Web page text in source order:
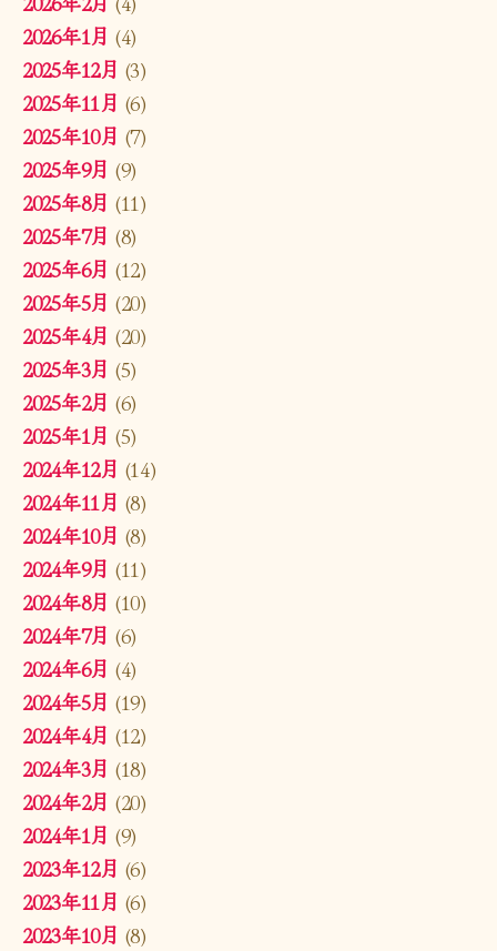
2026年1月 (4)
2025年12月 (3)
2025年11月 (6)
2025年10月 (7)
2025年9月 (9)
2025年8月 (11)
2025年7月 (8)
2025年6月 (12)
2025年5月 (20)
2025年4月 (20)
2025年3月 (5)
2025年2月 (6)
2025年1月 (5)
2024年12月 (14)
2024年11月 (8)
2024年10月 (8)
2024年9月 (11)
2024年8月 (10)
2024年7月 (6)
2024年6月 (4)
2024年5月 (19)
2024年4月 (12)
2024年3月 (18)
2024年2月 (20)
2024年1月 (9)
2023年12月 (6)
2023年11月 (6)
2023年10月 (8)